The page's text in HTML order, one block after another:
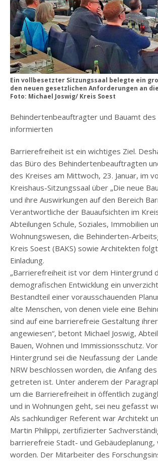
Ein vollbesetzter Sitzungssaal belegte ein
den neuen gesetzlichen Anforderungen an
Foto: Michael Joswig/ Kreis Soest
Behindertenbeauftragter und Bauamt des
informierten
Barrierefreiheit ist ein wichtiges Ziel.
das Büro des Behindertenbeauftragten
des Kreises am Mittwoch, 23. Januar, im
Kreishaus-Sitzungssaal über „Die neue
und ihre Auswirkungen auf den Bereich
Verantwortliche der Bauaufsichten im
Abteilungen Schule, Soziales, Immobilien
Wohnungswesen, die Behinderten-
Kreis Soest (BAKS) sowie Architekten
Einladung.
„Barrierefreiheit ist vor dem Hintergrund
demografischen Entwicklung ein
Bestandteil einer vorausschauenden
alte Menschen, von denen viele eine
sind auf eine barrierefreie Gestaltung
angewiesen“, betont Michael Joswig,
Bauen, Wohnen und Immissionsschutz.
Hintergrund sei die Neufassung der
NRW beschlossen worden, die Anfang
getreten ist. Unter anderem der
um die Barrierefreiheit in öffentlich
und in Wohnungen geht, sei neu gefasst
Als sachkundiger Referent war Architekt
Martin Philippi, zertifizierter
barrierefreie Stadt- und
worden. Der Mitarbeiter des